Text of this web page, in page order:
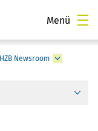
Menü
HZB Newsroom